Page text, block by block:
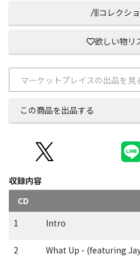
コレクシ
欲しい物リ
マーケットプレイスの出品を見
この商品を出品する
収録内容
CD
1
Intro
2 What Up - (featuring